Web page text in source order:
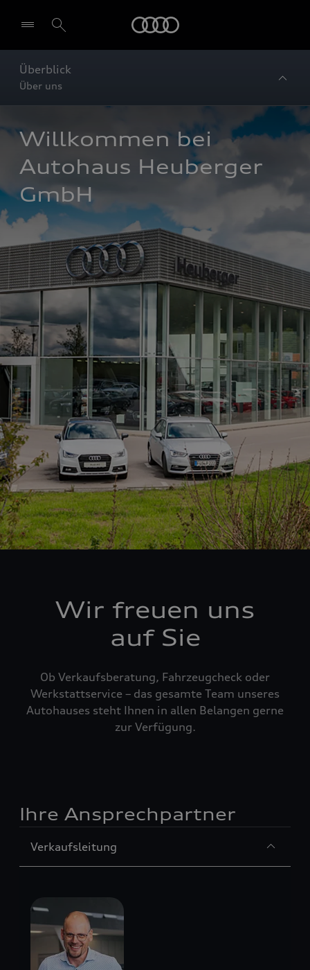
Überblick
Über uns
Willkommen bei
Autohaus Heuberger
GmbH
Wir freuen uns
auf Sie
Ob Verkaufsberatung, Fahrzeugcheck oder
Werkstattservice – das gesamte Team unseres
Autohauses steht Ihnen in allen Belangen gerne
zur Verfügung.
Ihre Ansprechpartner
Verkaufsleitung